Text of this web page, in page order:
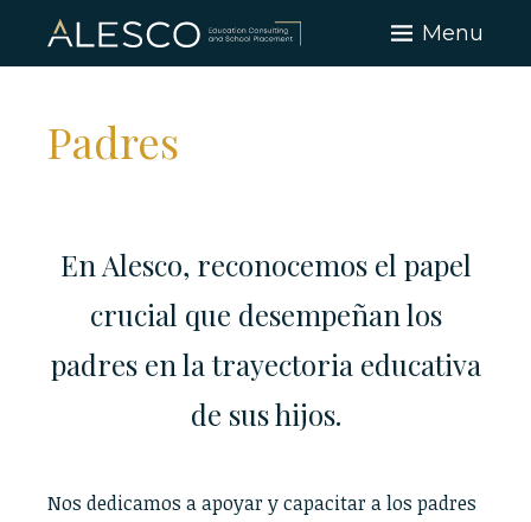
Menu
Padres
En Alesco, reconocemos el papel
crucial que desempeñan los
padres en la trayectoria educativa
de sus hijos.
Nos dedicamos a apoyar y capacitar a los padres